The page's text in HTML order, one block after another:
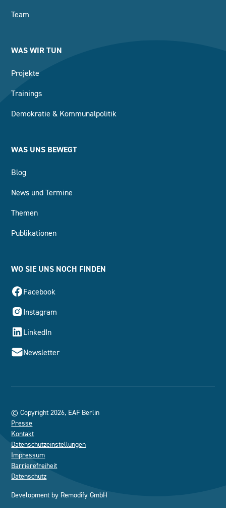
Team
WAS WIR TUN
Projekte
Trainings
Demokratie & Kommunalpolitik
WAS UNS BEWEGT
Blog
News und Termine
Themen
Publikationen
WO SIE UNS NOCH FINDEN
Facebook
Instagram
LinkedIn
Newsletter
© Copyright 2026, EAF Berlin
Presse
Kontakt
Datenschutzeinstellungen
Impressum
Barrierefreiheit
Datenschutz
Development by Remodify GmbH